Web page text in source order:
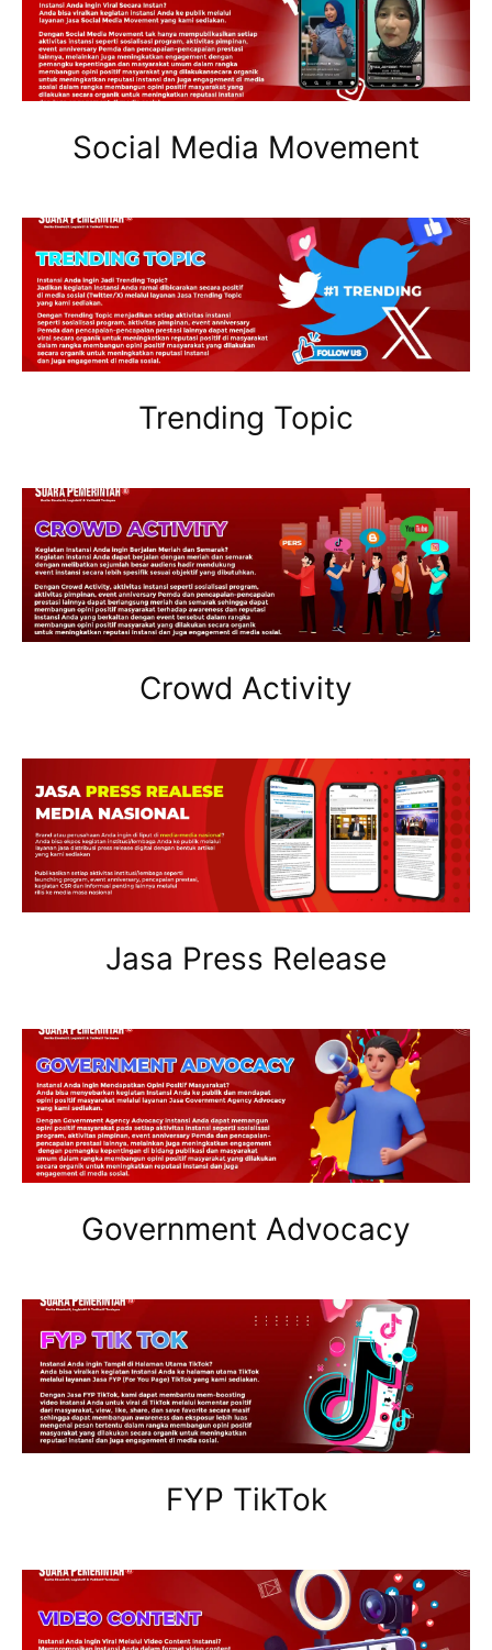
Social Media Movement
Trending Topic
Crowd Activity
Jasa Press Release
Government Advocacy
FYP TikTok